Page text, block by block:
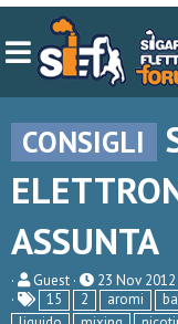
CONSIGLI
ASSUNTA
C
r
e
Guest
D
a
t
23 Nov 2012
15
2 aromi